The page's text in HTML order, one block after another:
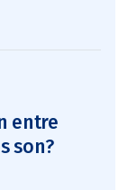
entre
son?